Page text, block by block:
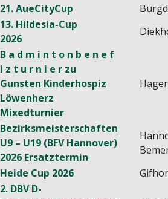
21. AueCityCup
13. Hildesia-Cup
2026
B a d m i n t o n b e n e f
i z t u r n i e r zu
Gunsten Kinderhospiz
Löwenherz
Mixedturnier
Bezirksmeisterschaften
U9 – U19 (BFV Hannover)
2026 Ersatztermin
Heide Cup 2026
2. DBV D-